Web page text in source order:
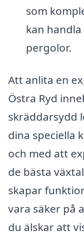
som
kan
pergolor.
Att anlita en
Östra Ryd
skräddarsydd
dina speciella
och med att
de bästa
skapar
vara säker på
du älskar att